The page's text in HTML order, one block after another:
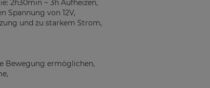
2h30min ~ 3h Aufheizen,
von 12V,
und zu starkem Strom,
Bewegung ermöglichen,